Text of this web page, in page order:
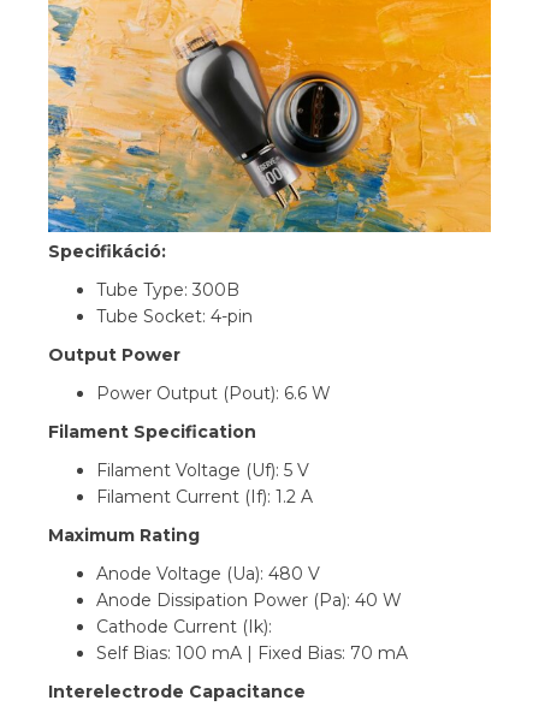
Specifikáció:
Tube Type: 300B
Tube Socket: 4-pin
Output Power
Power Output (Pout): 6.6 W
Filament Specification
Filament Voltage (Uf): 5 V
Filament Current (If): 1.2 A
Maximum Rating
Anode Voltage (Ua): 480 V
Anode Dissipation Power (Pa): 40 W
Cathode Current (Ik):
Self Bias: 100 mA | Fixed Bias: 70 mA
Interelectrode Capacitance